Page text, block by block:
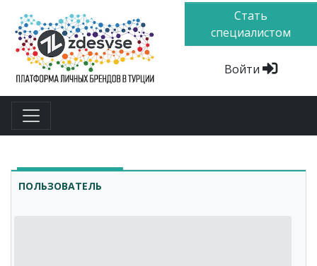
Стать
специалистом
Войти
ПОЛЬЗОВАТЕЛЬ